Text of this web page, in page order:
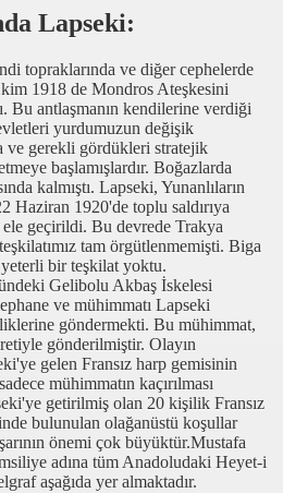
Lapseki:
topraklarında ve diğer cephelerde
1918 de Mondros Ateşkesini
Bu antlaşmanın kendilerine verdiği
yurdumuzun değişik
ve gerekli gördükleri stratejik
başlamışlardır. Boğazlarda
kalmıştı. Lapseki, Yunanlıların
Haziran 1920'de toplu saldırıya
ele geçirildi. Bu devrede Trakya
tam örgütlenmemişti. Biga
bir teşkilat yoktu.
Gelibolu Akbaş İskelesi
ve mühimmatı Lapseki
göndermekti. Bu mühimmat,
gönderilmiştir. Olayın
gelen Fransız harp gemisinin
mühimmatın kaçırılması
getirilmiş olan 20 kişilik Fransız
bulunulan olağanüstü koşullar
önemi çok büyüktür.Mustafa
adına tüm Anadoludaki Heyet-i
aşağıda yer almaktadır.